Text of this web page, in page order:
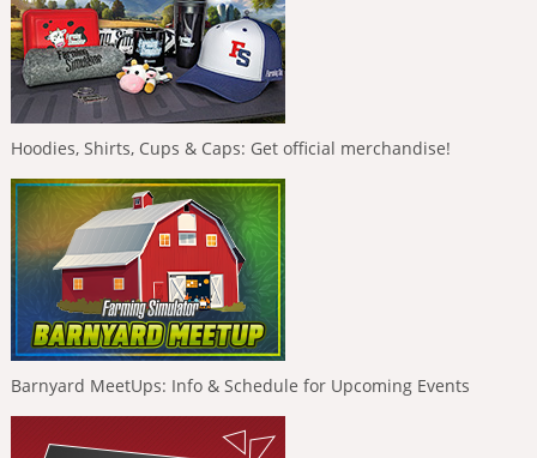
Hoodies, Shirts, Cups & Caps: Get official merchandise!
Barnyard MeetUps: Info & Schedule for Upcoming Events